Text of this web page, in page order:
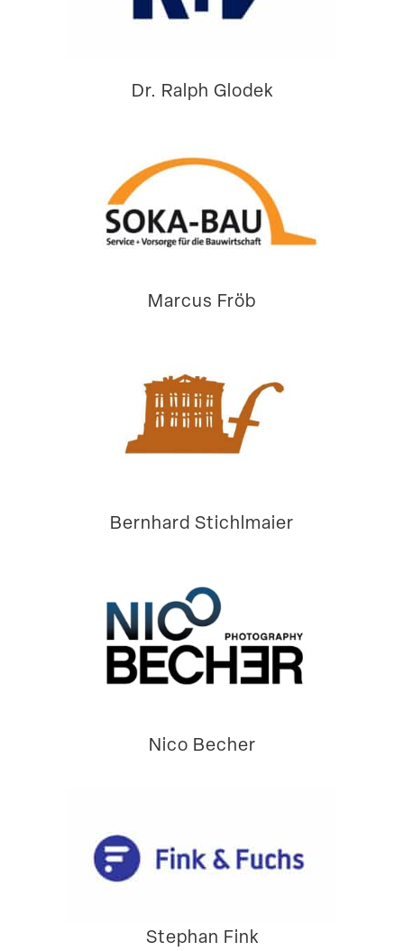
Dr. Ralph Glodek
Marcus Fröb
Bernhard Stichlmaier
Nico Becher
Stephan Fink